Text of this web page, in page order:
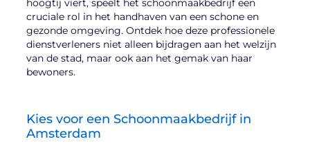
hoogtij viert, speelt het schoonmaakbedrijf een
cruciale rol in het handhaven van een schone en
gezonde omgeving. Ontdek hoe deze professionele
dienstverleners niet alleen bijdragen aan het welzijn
van de stad, maar ook aan het gemak van haar
bewoners.
Kies voor een Schoonmaakbedrijf in
Amsterdam